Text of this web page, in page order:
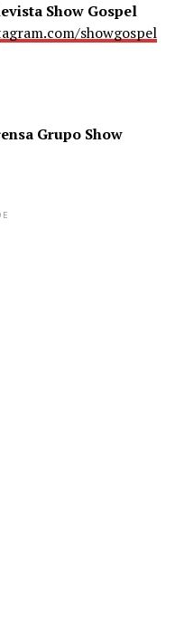
Show Gospel
showgospel
Grupo Show